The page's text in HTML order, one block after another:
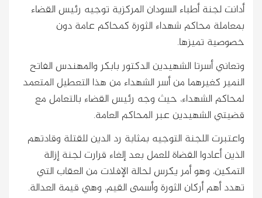
أدانت لجنة أطباء السودان المركزية توجيه رئيس القضاء
بمعاملة محاكم شهداء الثورة كمحاكم عامة دون
خصوصية تميزها.
وتعاني أسرتا الشهيدين الدكتور بابكر والمهندس الفاتح
النمير كغيرهما من أسر الشهداء من هذا التعطيل المتعمد
لمحاكم الشهداء، حيث وجه رئيس القضاء بالتعامل مع
قضيتي الشهيدين عبر المحاكم العامة.
واعتبرت اللجنة التوجيه بمثابة رد الدين للقتلة وقادتهم
الذين أعادوا القضاة للعمل بعد إلغاء قرارت لجنة إزالة
التمكين، وهو أمر يكرس لحالة الإفلات من العقاب التي
تهدد أهم أركان الثورة وأسمى القيم، وهي قيمة العدالة.